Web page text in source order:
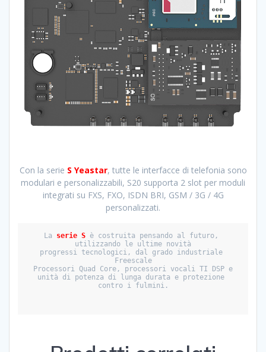
Con la serie S Yeastar, tutte le interfacce di telefonia sono
modulari e personalizzabili, S20 supporta 2 slot per moduli
integrati su FXS, FXO, ISDN BRI, GSM / 3G / 4G
personalizzati.
La serie S è costruita pensando al futuro,
utilizzando le ultime novità
progressi tecnologici, dal grado industriale
Freescale
Processori Quad Core, processori vocali TI DSP e
unità di potenza di lunga durata e protezione
contro i fulmini.